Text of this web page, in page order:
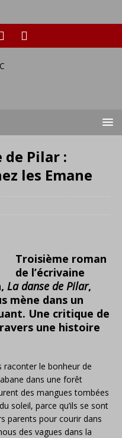
de Pilar :
les Emane
Troisième roman
de l’écrivaine
La danse de Pilar,
mène dans un
Une critique de
une histoire
raconter le bonheur de
dans une forêt
des mangues tombées
soleil, parce qu’ils se sont
parents pour courir dans
des vagues dans la